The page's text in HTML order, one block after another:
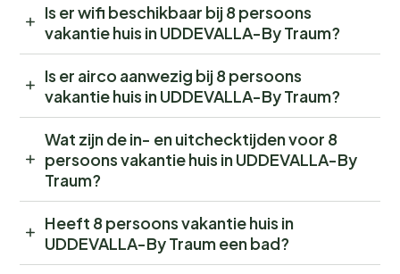
Is er wifi beschikbaar bij 8 persoons
vakantie huis in UDDEVALLA-By Traum?
Is er airco aanwezig bij 8 persoons
vakantie huis in UDDEVALLA-By Traum?
Wat zijn de in- en uitchecktijden voor 8
persoons vakantie huis in UDDEVALLA-By
Traum?
Heeft 8 persoons vakantie huis in
UDDEVALLA-By Traum een bad?